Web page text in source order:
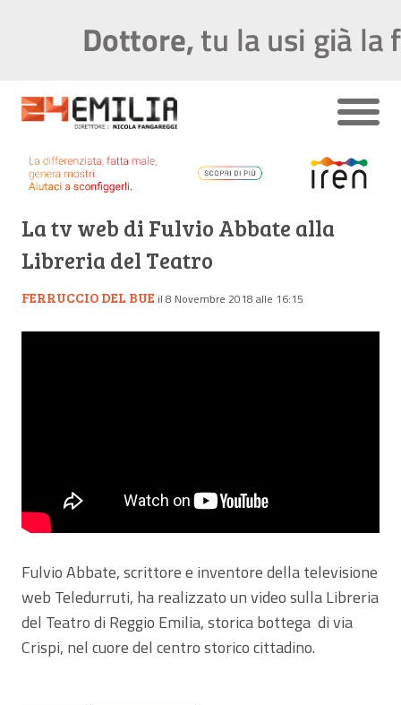
La tv web di Fulvio Abbate alla
Libreria del Teatro
FERRUCCIO DEL BUE il 8 Novembre 2018 alle 16:15
Fulvio Abbate, scrittore e inventore della televisione
web Teledurruti, ha realizzato un video sulla Libreria
del Teatro di Reggio Emilia, storica bottega di via
Crispi, nel cuore del centro storico cittadino.